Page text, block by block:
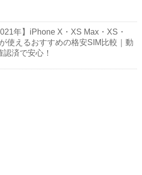
年】iPhone X・XS Max・XS・
使えるおすすめの格安SIM比較｜動
認済で安心！